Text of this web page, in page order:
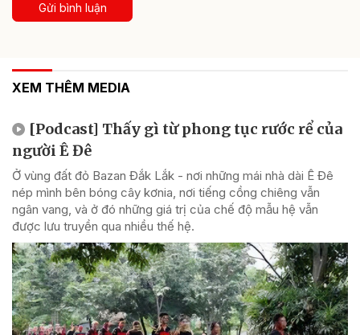
Gửi bình luận
XEM THÊM MEDIA
[Podcast] Thấy gì từ phong tục rước rể của
người Ê Đê
Ở vùng đất đỏ Bazan Đắk Lắk - nơi những mái nhà dài Ê Đê
nép mình bên bóng cây kơnia, nơi tiếng cồng chiêng vẫn
ngân vang, và ở đó những giá trị của chế độ mẫu hệ vẫn
được lưu truyền qua nhiều thế hệ.